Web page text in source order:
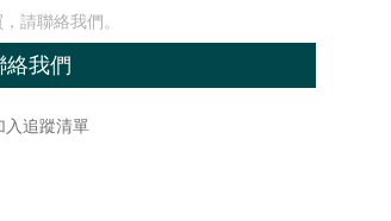
請聯絡我們。
絡我們
入追蹤清單